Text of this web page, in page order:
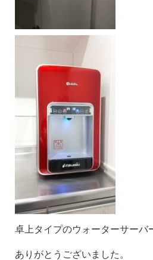
卓上タイプのウォーターサーバ
ありがとうございました。